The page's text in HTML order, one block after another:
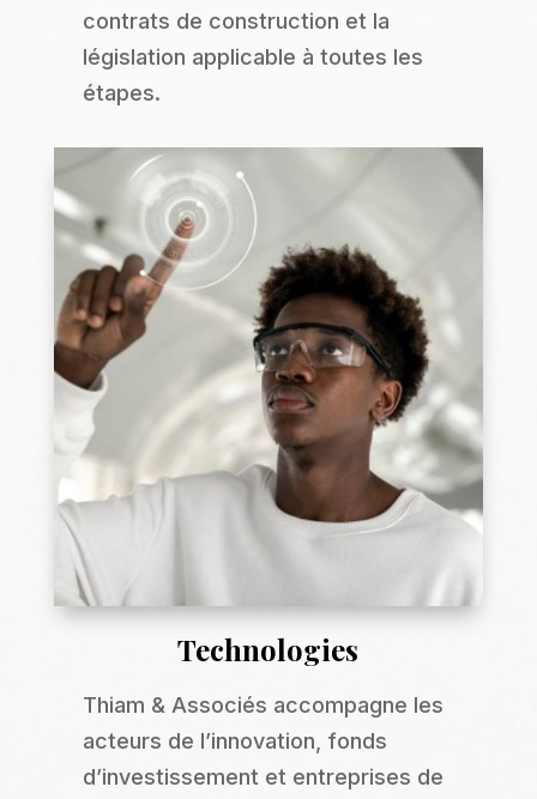
contrats de construction et la
législation applicable à toutes les
étapes.
Technologies
Thiam & Associés accompagne les
acteurs de l’innovation, fonds
d’investissement et entreprises de